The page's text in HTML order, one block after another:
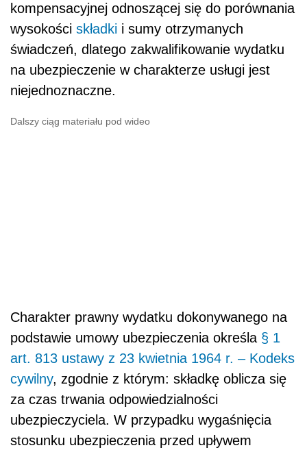
kompensacyjnej odnoszącej się do porównania
wysokości składki i sumy otrzymanych
świadczeń, dlatego zakwalifikowanie wydatku
na ubezpieczenie w charakterze usługi jest
niejednoznaczne.
Dalszy ciąg materiału pod wideo
Charakter prawny wydatku dokonywanego na
podstawie umowy ubezpieczenia określa § 1
art. 813 ustawy z 23 kwietnia 1964 r. – Kodeks
cywilny, zgodnie z którym: składkę oblicza się
za czas trwania odpowiedzialności
ubezpieczyciela. W przypadku wygaśnięcia
stosunku ubezpieczenia przed upływem